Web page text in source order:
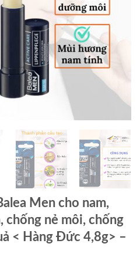
Men cho nam,
chống nẻ môi, chống
< Hàng Đức 4,8g> –